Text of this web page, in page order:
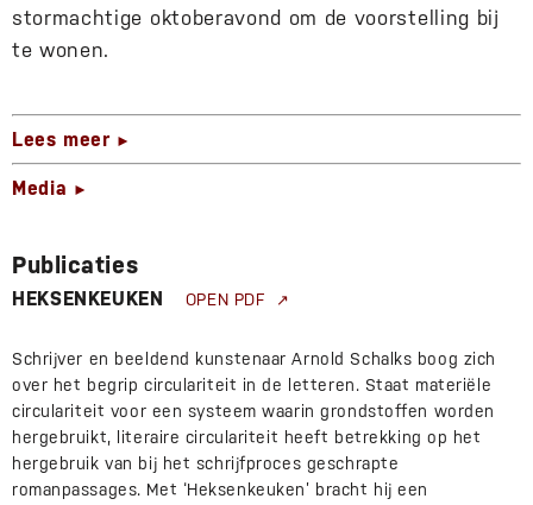
stormachtige oktoberavond om de voorstelling bij
te wonen.
Lees meer ►
Media ►
Publicaties
HEKSENKEUKEN OPEN PDF
Schrijver en beeldend kunstenaar Arnold Schalks boog zich
over het begrip circulariteit in de letteren. Staat materiële
circulariteit voor een systeem waarin grondstoffen worden
hergebruikt, literaire circulariteit heeft betrekking op het
hergebruik van bij het schrijfproces geschrapte
romanpassages. Met ‘Heksenkeuken’ bracht hij een